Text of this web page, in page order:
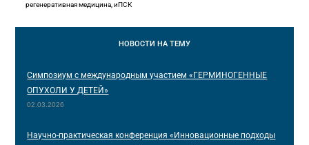
регенеративная медицина, иПСК
НОВОСТИ НА ТЕМУ
Симпозиум с международным участием «ГЕРМИНОГЕННЫЕ
ОПУХОЛИ У ДЕТЕЙ»
02.03.2026
Научно-практическая конференция «Инновационные подходы